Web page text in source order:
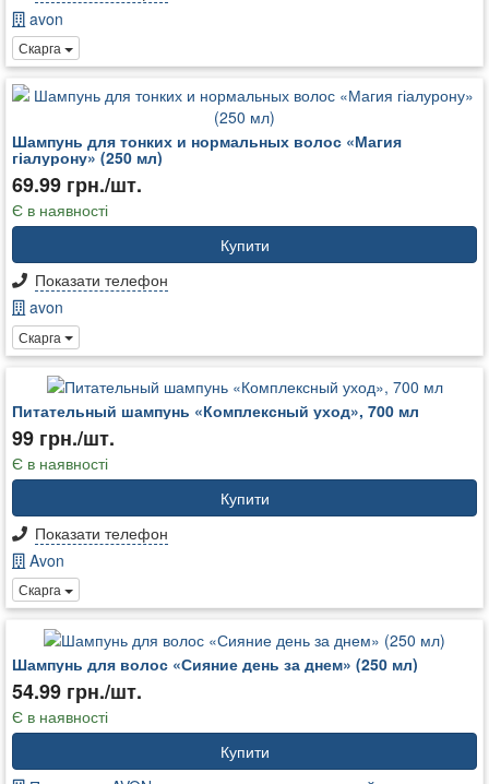
avon
Скарга
Шампунь для тонких и нормальных волос «Магия
гіалурону» (250 мл)
69.99 грн./шт.
Є в наявності
Купити
Показати телефон
avon
Скарга
Питательный шампунь «Комплексный уход», 700 мл
99 грн./шт.
Є в наявності
Купити
Показати телефон
Avon
Скарга
Шампунь для волос «Сияние день за днем» (250 мл)
54.99 грн./шт.
Є в наявності
Купити